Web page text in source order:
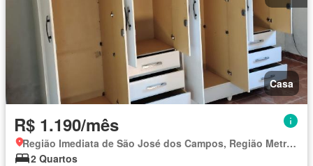
Casa
R$ 1.190/mês
Região Imediata de São José dos Campos, Região Metropolitana do Vale do Paraíba e Litoral Norte
2 Quartos